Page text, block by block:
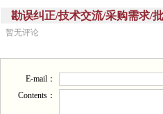
勘误纠正/技术交流/采购需求/
暂无评论
E-mail：
Contents：